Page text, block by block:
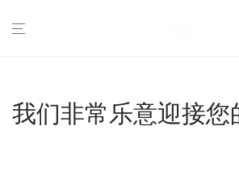
我们非常乐意迎接您